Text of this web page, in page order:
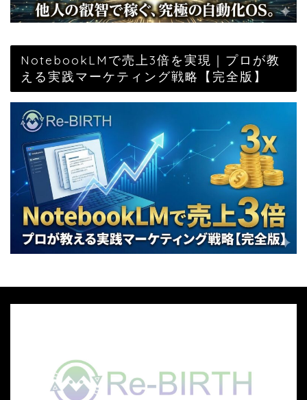
NotebookLMで売上3倍を実現｜プロが教
える実践マーケティング戦略【完全版】